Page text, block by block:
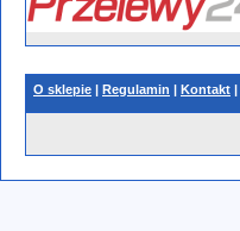
O sklepie | Regulamin | Kontakt |